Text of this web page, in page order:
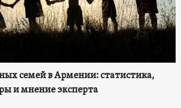
семей в Армении: статистика,
и мнение эксперта